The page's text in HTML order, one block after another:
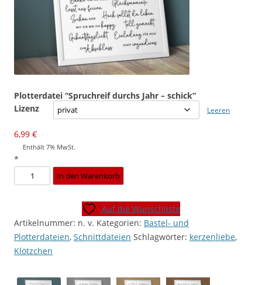
Plotterdatei “Spruchreif durchs Jahr – schick”
Lizenz
Leeren
6,99 €
Enthält 7% MwSt.
*
Plotterdatei
"Spruchreif
-
schick"
[Digital]
In den Warenkorb
Auf die Wunschliste
Artikelnummer: n. v. Kategorien: Bastel- und
Plotterdateien, Schnittdateien Schlagwörter: kerzenliebe,
Klötzchen